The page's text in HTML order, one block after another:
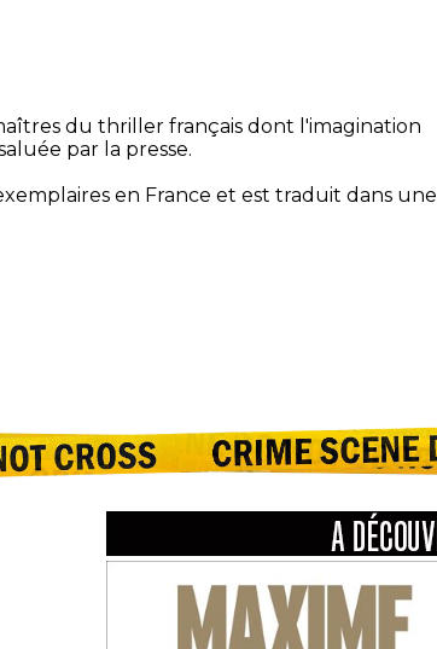
du thriller français dont l'imagination
par la presse.
en France et est traduit dans une